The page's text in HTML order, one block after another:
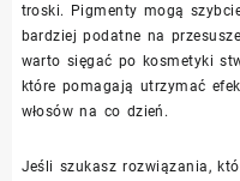
troski. Pigmenty mogą
bardziej podatne na
warto sięgać po kosmetyki
które pomagają utrzymać
włosów na co dzień.
Jeśli szukasz rozwiązania,